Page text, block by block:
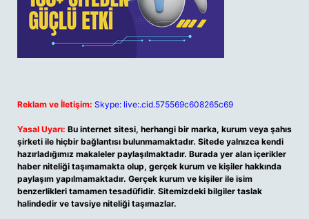
Reklam ve İletişim: Skype: live:.cid.575569c608265c69
Yasal Uyarı: Bu internet sitesi, herhangi bir marka, kurum veya şahıs
şirketi ile hiçbir bağlantısı bulunmamaktadır. Sitede yalnızca kendi
hazırladığımız makaleler paylaşılmaktadır. Burada yer alan içerikler
haber niteliği taşımamakta olup, gerçek kurum ve kişiler hakkında
paylaşım yapılmamaktadır. Gerçek kurum ve kişiler ile isim
benzerlikleri tamamen tesadüfidir. Sitemizdeki bilgiler taslak
halindedir ve tavsiye niteliği taşımazlar.